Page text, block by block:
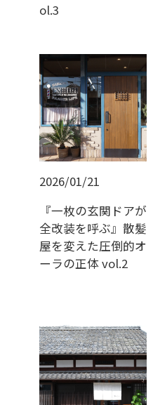
ol.3
2026/01/21
『一枚の玄関ドアが
全改装を呼ぶ』散髪
屋を変えた圧倒的オ
ーラの正体 vol.2